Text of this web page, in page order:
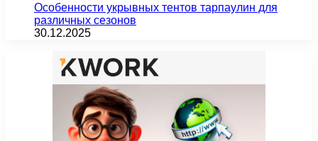
Особенности укрывных тентов тарпаулин для
различных сезонов
30.12.2025